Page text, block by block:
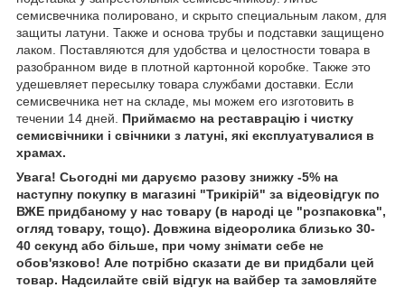
семисвечника полировано, и скрыто специальным лаком, для
защиты латуни. Также и основа трубы и подставки защищено
лаком. Поставляются для удобства и целостности товара в
разобранном виде в плотной картонной коробке. Также это
удешевляет пересылку товара службами доставки. Если
семисвечника нет на складе, мы можем его изготовить в
течении 14 дней. Приймаємо на реставрацію і чистку
семисвічники і свічники з латуні, які експлуатувалися в
храмах.
Увага! Сьогодні ми даруємо разову знижку -5% на
наступну покупку в магазині "Трикірій" за відеовідгук по
ВЖЕ придбаному у нас товару (в народі це "розпаковка",
огляд товару, тощо). Довжина відеоролика близько 30-
40 секунд або більше, при чому знімати себе не
обов'язково! Але потрібно сказати де ви придбали цей
товар. Надсилайте свій відгук на вайбер та замовляйте